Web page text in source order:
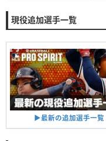
現役追加選手一覧
▶︎最新の追加選手一覧